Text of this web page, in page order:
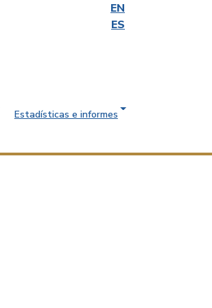
EN
ES
Estadísticas e informes